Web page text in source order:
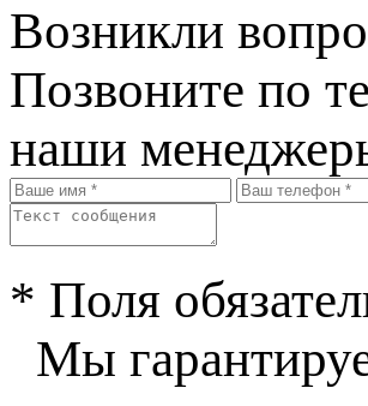
Возникли
Позвоните по
наши
* Поля
Мы